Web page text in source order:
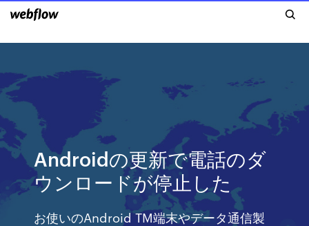
Androidの更新で電話のダ
ウンロードが停止した
お使いのAndroid TM端末やデータ通信製